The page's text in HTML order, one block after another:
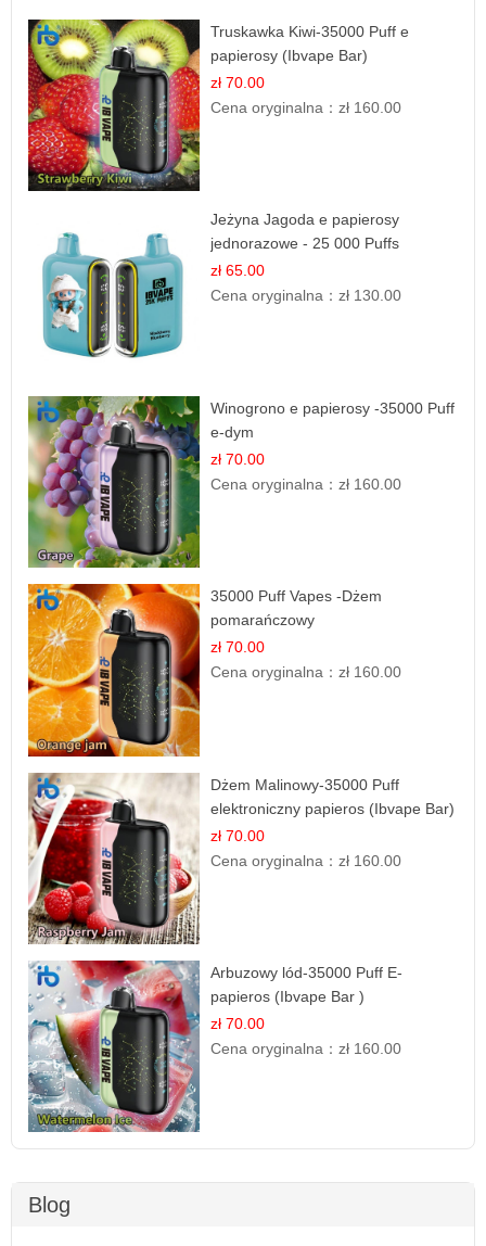
Truskawka Kiwi-35000 Puff e
papierosy (Ibvape Bar)
zł 70.00
Cena oryginalna：zł 160.00
Jeżyna Jagoda e papierosy
jednorazowe - 25 000 Puffs
zł 65.00
Cena oryginalna：zł 130.00
Winogrono e papierosy -35000 Puff
e-dym
zł 70.00
Cena oryginalna：zł 160.00
35000 Puff Vapes -Dżem
pomarańczowy
zł 70.00
Cena oryginalna：zł 160.00
Dżem Malinowy-35000 Puff
elektroniczny papieros (Ibvape Bar)
zł 70.00
Cena oryginalna：zł 160.00
Arbuzowy lód-35000 Puff E-
papieros (Ibvape Bar )
zł 70.00
Cena oryginalna：zł 160.00
Blog